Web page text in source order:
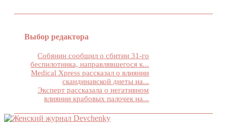
Выбор редактора
Собянин сообщил о сбитии 31-го
беспилотника, направлявшегося к...
Medical Xpress рассказал о влиянии
скандинавской диеты на...
Эксперт рассказала о негативном
влиянии крабовых палочек на...